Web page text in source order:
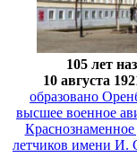
105 лет
10 августа
образовано
высшее военное
летчиков имени И.